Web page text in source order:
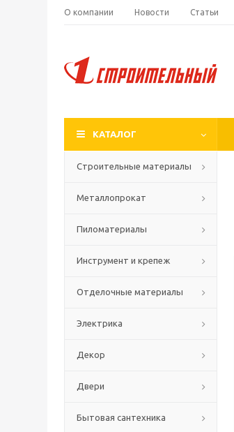
О компании Новости Статьи
КАТАЛОГ
Строительные материалы
Металлопрокат
Пиломатериалы
Инструмент и крепеж
Отделочные материалы
Электрика
Декор
Двери
Бытовая сантехника